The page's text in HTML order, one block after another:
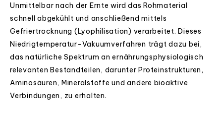
Unmittelbar nach der Ernte wird das Rohmaterial
schnell abgekühlt und anschließend mittels
Gefriertrocknung (Lyophilisation) verarbeitet. Dieses
Niedrigtemperatur-Vakuumverfahren trägt dazu bei,
das natürliche Spektrum an ernährungsphysiologisch
relevanten Bestandteilen, darunter Proteinstrukturen,
Aminosäuren, Mineralstoffe und andere bioaktive
Verbindungen, zu erhalten.